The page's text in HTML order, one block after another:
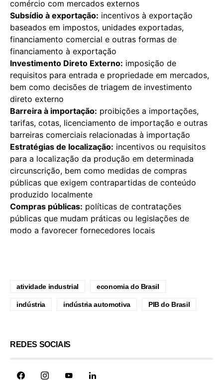
comércio com mercados externos
Subsídio à exportação: incentivos à exportação
baseados em impostos, unidades exportadas,
financiamento comercial e outras formas de
financiamento à exportação
Investimento Direto Externo: imposição de
requisitos para entrada e propriedade em mercados,
bem como decisões de triagem de investimento
direto externo
Barreira à importação: proibições a importações,
tarifas, cotas, licenciamento de importação e outras
barreiras comerciais relacionadas à importação
Estratégias de localização: incentivos ou requisitos
para a localização da produção em determinada
circunscrição, bem como medidas de compras
públicas que exigem contrapartidas de conteúdo
produzido localmente
Compras públicas: políticas de contratações
públicas que mudam práticas ou legislações de
modo a favorecer fornecedores locais
atividade industrial economia do Brasil
indústria indústria automotiva PIB do Brasil
REDES SOCIAIS